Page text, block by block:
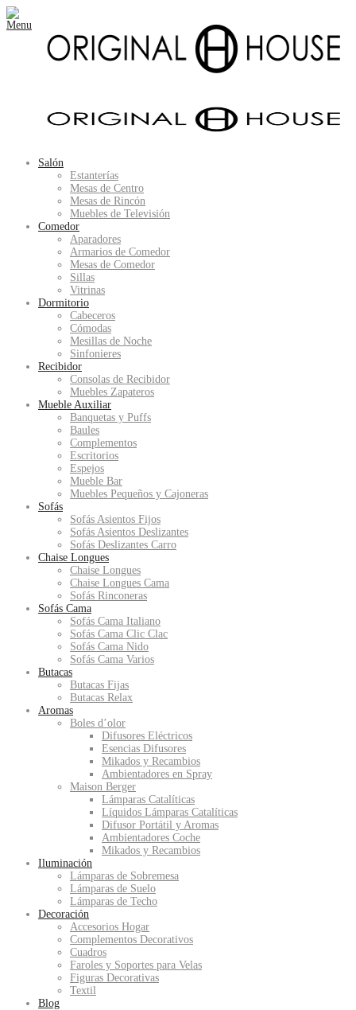
Salón
Estanterías
Mesas de Centro
Mesas de Rincón
Muebles de Televisión
Comedor
Aparadores
Armarios de Comedor
Mesas de Comedor
Sillas
Vitrinas
Dormitorio
Cabeceros
Cómodas
Mesillas de Noche
Sinfonieres
Recibidor
Consolas de Recibidor
Muebles Zapateros
Mueble Auxiliar
Banquetas y Puffs
Baules
Complementos
Escritorios
Espejos
Mueble Bar
Muebles Pequeños y Cajoneras
Sofás
Sofás Asientos Fijos
Sofás Asientos Deslizantes
Sofás Deslizantes Carro
Chaise Longues
Chaise Longues
Chaise Longues Cama
Sofás Rinconeras
Sofás Cama
Sofás Cama Italiano
Sofás Cama Clic Clac
Sofás Cama Nido
Sofás Cama Varios
Butacas
Butacas Fijas
Butacas Relax
Aromas
Boles d’olor
Difusores Eléctricos
Esencias Difusores
Mikados y Recambios
Ambientadores en Spray
Maison Berger
Lámparas Catalíticas
Líquidos Lámparas Catalíticas
Difusor Portátil y Aromas
Ambientadores Coche
Mikados y Recambios
Iluminación
Lámparas de Sobremesa
Lámparas de Suelo
Lámparas de Techo
Decoración
Accesorios Hogar
Complementos Decorativos
Cuadros
Faroles y Soportes para Velas
Figuras Decorativas
Textil
Blog